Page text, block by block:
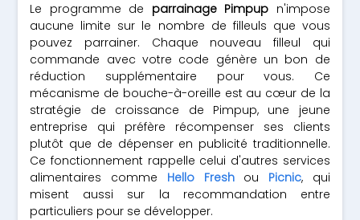
Le programme de parrainage Pimpup n'impose
aucune limite sur le nombre de filleuls que vous
pouvez parrainer. Chaque nouveau filleul qui
commande avec votre code génère un bon de
réduction supplémentaire pour vous. Ce
mécanisme de bouche-à-oreille est au cœur de la
stratégie de croissance de Pimpup, une jeune
entreprise qui préfère récompenser ses clients
plutôt que de dépenser en publicité traditionnelle.
Ce fonctionnement rappelle celui d'autres services
alimentaires comme Hello Freshou Picnic, qui
misent aussi sur la recommandation entre
particuliers pour se développer.